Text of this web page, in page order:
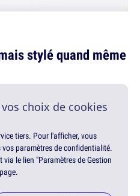
stylé quand même
choix de cookies
tiers. Pour l'afficher, vous
paramètres de confidentialité.
le lien "Paramètres de Gestion